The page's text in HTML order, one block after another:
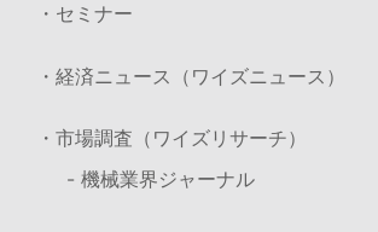
・セミナー
・経済ニュース（ワイズニュース）
・市場調査（ワイズリサーチ）
- 機械業界ジャーナル